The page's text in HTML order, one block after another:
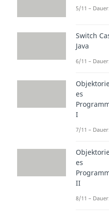
5/11 –
Switch
Java
6/11 –
es
I
7/11 –
es
II
8/11 –